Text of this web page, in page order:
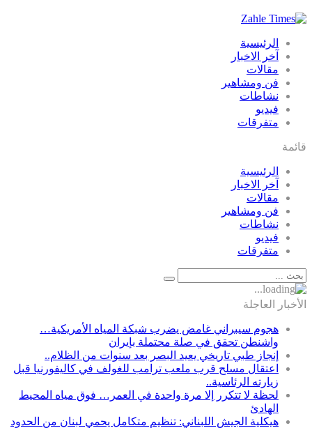
الرئيسية
آخر الاخبار
مقالات
فن ومشاهير
نشاطات
فيديو
متفرقات
قائمة
الرئيسية
آخر الاخبار
مقالات
فن ومشاهير
نشاطات
فيديو
متفرقات
الأخبار العاجلة
هجوم سيبراني غامض يضرب شبكة المياه الأمريكية…
واشنطن تحقق في صلة محتملة بإيران
إنجاز طبي تاريخي يعيد البصر بعد سنوات من الظلام..
اعتقال مسلح قرب ملعب ترامب للغولف في كاليفورنيا قبل
زيارته الرئاسية..
لحظة لا تتكرر إلا مرة واحدة في العمر… فوق مياه المحيط
الهادئ
هيكلية الجيش اللبناني: تنظيم متكامل يحمي لبنان من الحدود